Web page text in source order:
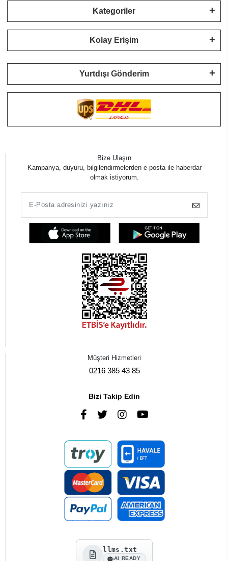
Kategoriler
Kolay Erişim
Yurtdışı Gönderim
Bize Ulaşın
Kampanya, duyuru, bilgilendirmelerden e-posta ile haberdar
olmak istiyorum.
Müşteri Hizmetleri
0216 385 43 85
Bizi Takip Edin
llms.txt
AI READY